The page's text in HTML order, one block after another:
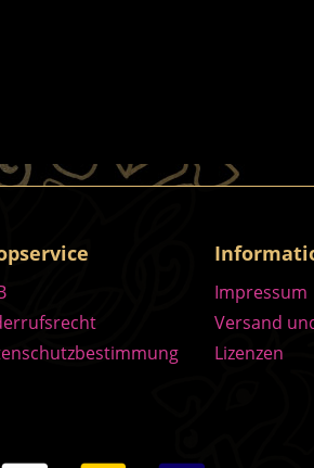
Impressum
Versand
Lizenzen